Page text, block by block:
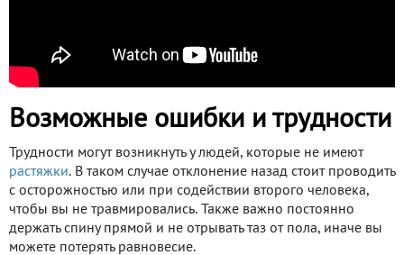
Возможные ошибки и трудности
Трудности могут возникнуть у людей, которые не имеют
растяжки. В таком случае отклонение назад стоит проводить
с осторожностью или при содействии второго человека,
чтобы вы не травмировались. Также важно постоянно
держать спину прямой и не отрывать таз от пола, иначе вы
можете потерять равновесие.